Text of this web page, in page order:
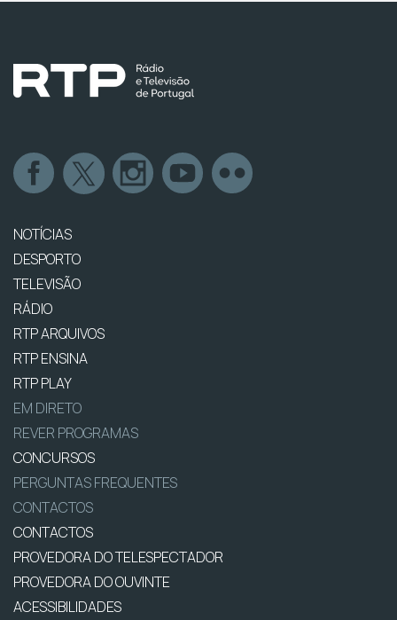
NOTÍCIAS
DESPORTO
TELEVISÃO
RÁDIO
RTP ARQUIVOS
RTP ENSINA
RTP PLAY
EM DIRETO
REVER PROGRAMAS
CONCURSOS
PERGUNTAS FREQUENTES
CONTACTOS
CONTACTOS
PROVEDORA DO TELESPECTADOR
PROVEDORA DO OUVINTE
ACESSIBILIDADES